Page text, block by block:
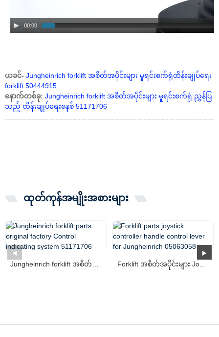
00:00
ယခင်- Jungheinrich forklift အစိတ်အပိုင်းများ မူရင်းစက်ရုံထိန်းချုပ်ရေး
forklift 50444915
နောက်တစ်ခု: Jungheinrich forklift အစိတ်အပိုင်းများ မူရင်းစက်ရုံ ညွှန်ပြ
သည့် ထိန်းချုပ်ရေးစနစ် 51171706
ထုတ်ကုန်အမျိုးအစားများ